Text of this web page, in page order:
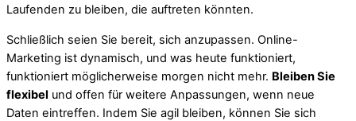
Laufenden zu bleiben, die auftreten könnten.
Schließlich seien Sie bereit, sich anzupassen. Online-
Marketing ist dynamisch, und was heute funktioniert,
funktioniert möglicherweise morgen nicht mehr. Bleiben Sie
flexibel und offen für weitere Anpassungen, wenn neue
Daten eintreffen. Indem Sie agil bleiben, können Sie sich